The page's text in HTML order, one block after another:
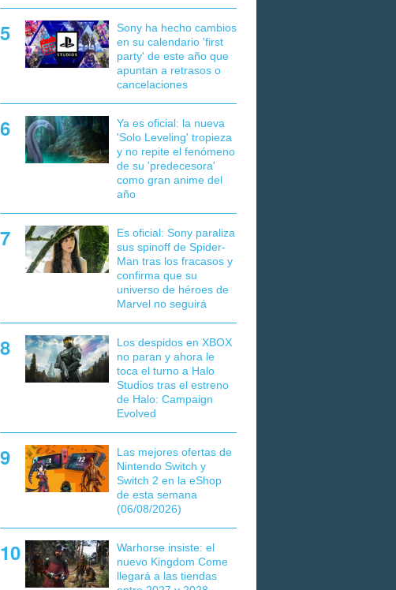
Sony ha hecho cambios
en su calendario 'first
party' de este año que
apuntan a retrasos o
cancelaciones
Ya es oficial: la nueva
'Solo Leveling' tropieza
y no repite el fenómeno
de su 'predecesora'
como gran anime del
año
Es oficial: Sony paraliza
sus spinoff de Spider-
Man tras los fracasos y
confirma que su
universo de héroes de
Marvel no seguirá
Los despidos en XBOX
no paran y ahora le
toca el turno a Halo
Studios tras el estreno
de Halo: Campaign
Evolved
Las mejores ofertas de
Nintendo Switch y
Switch 2 en la eShop
de esta semana
(06/08/2026)
Warhorse insiste: el
nuevo Kingdom Come
llegará a las tiendas